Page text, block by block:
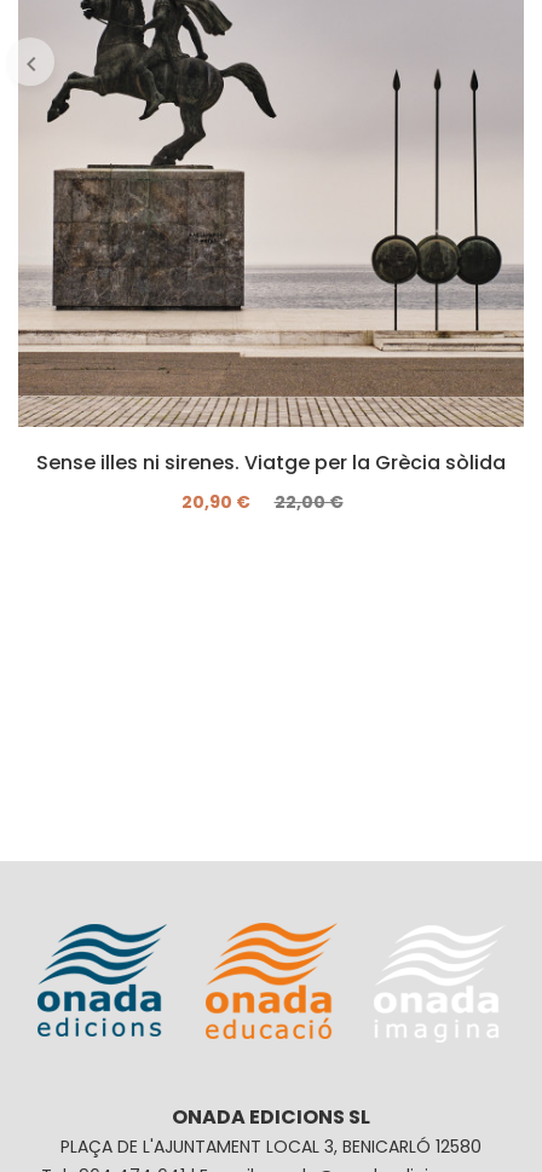
Sense illes ni sirenes. Viatge per la Grècia sòlida
20,90 € 22,00 €
ONADA EDICIONS SL
PLAÇA DE L'AJUNTAMENT LOCAL 3, BENICARLÓ 12580